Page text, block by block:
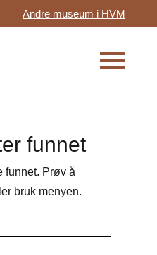
Andre museum i HVM
funnet
funnet. Prøv å
bruk menyen.